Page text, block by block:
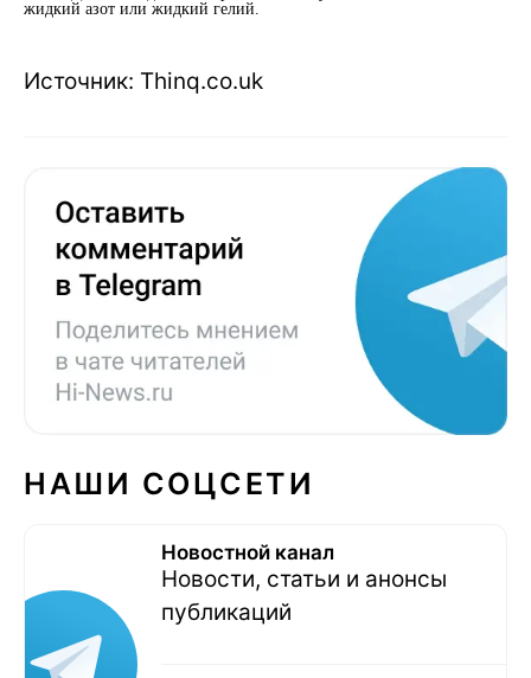
жидкий азот или жидкий гелий.
Источник: Thinq.co.uk
НАШИ СОЦСЕТИ
Новостной канал
Новости, статьи и анонсы
публикаций